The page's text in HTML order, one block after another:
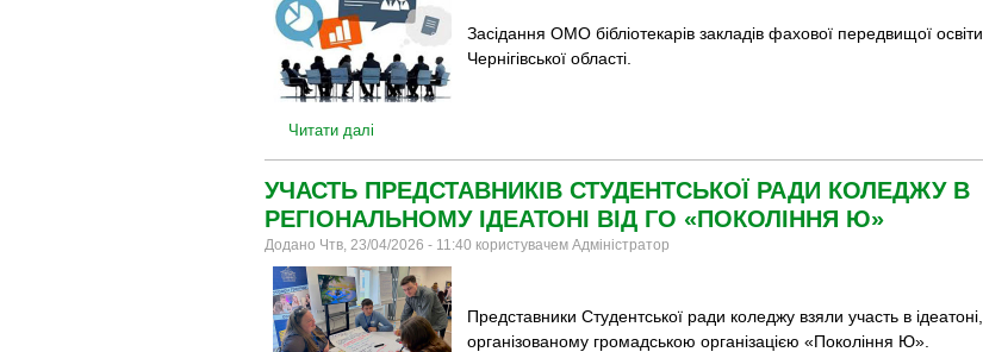
Засідання ОМО бібліотекарів закладів фахової передвищої освіти
Чернігівської області.
Читати далі
УЧАСТЬ ПРЕДСТАВНИКІВ СТУДЕНТСЬКОЇ РАДИ КОЛЕДЖУ В
РЕГІОНАЛЬНОМУ ІДЕАТОНІ ВІД ГО «ПОКОЛІННЯ Ю»
Додано Чтв, 23/04/2026 - 11:40 користувачем Адміністратор
Представники Студентської ради коледжу взяли участь в ідеатоні,
організованому громадською організацією «Покоління Ю».